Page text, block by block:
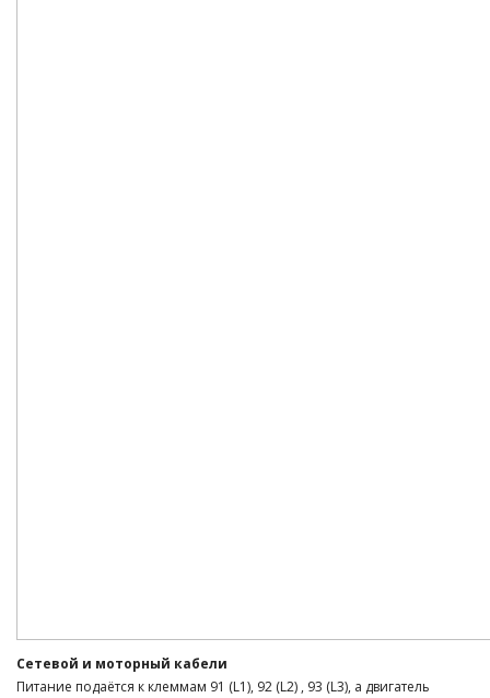
Сетевой и моторный кабели
Питание подаётся к клеммам 91 (L1), 92 (L2) , 93 (L3), а двигатель